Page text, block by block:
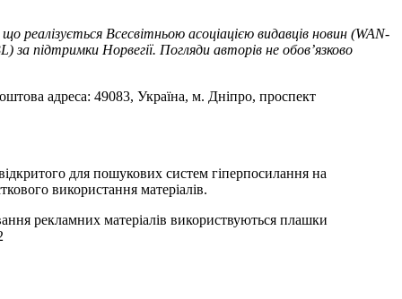
Всесвітньою асоціацією видавців новин (WAN-
підтримки Норвегії. Погляди авторів не обов’язково
адреса: 49083, Україна, м. Дніпро, проспект
для пошукових систем гіперпосилання на
використання матеріалів.
рекламних матеріалів використвуються плашки